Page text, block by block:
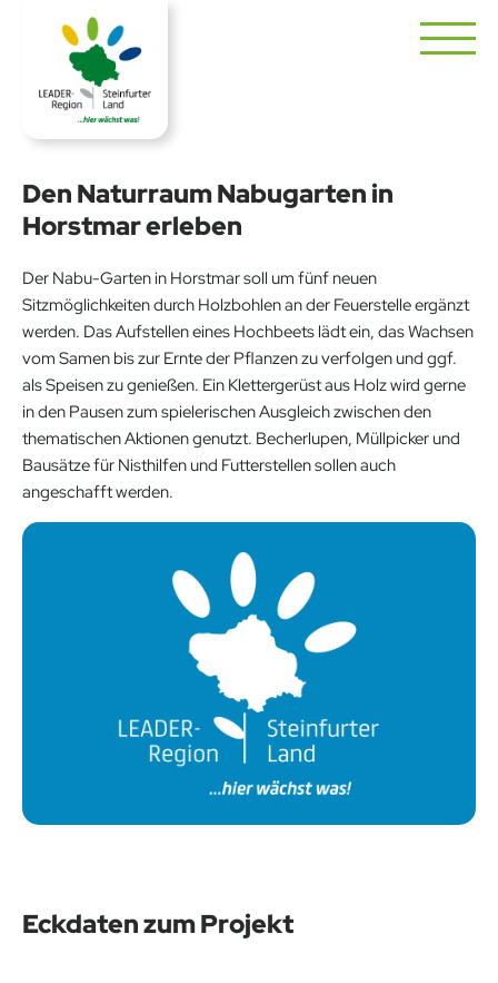
Den Naturraum Nabugarten in
Horstmar erleben
Der Nabu-Garten in Horstmar soll um fünf neuen
Sitzmöglichkeiten durch Holzbohlen an der Feuerstelle ergänzt
werden. Das Aufstellen eines Hochbeets lädt ein, das Wachsen
vom Samen bis zur Ernte der Pflanzen zu verfolgen und ggf.
als Speisen zu genießen. Ein Klettergerüst aus Holz wird gerne
in den Pausen zum spielerischen Ausgleich zwischen den
thematischen Aktionen genutzt. Becherlupen, Müllpicker und
Bausätze für Nisthilfen und Futterstellen sollen auch
angeschafft werden.
Eckdaten zum Projekt